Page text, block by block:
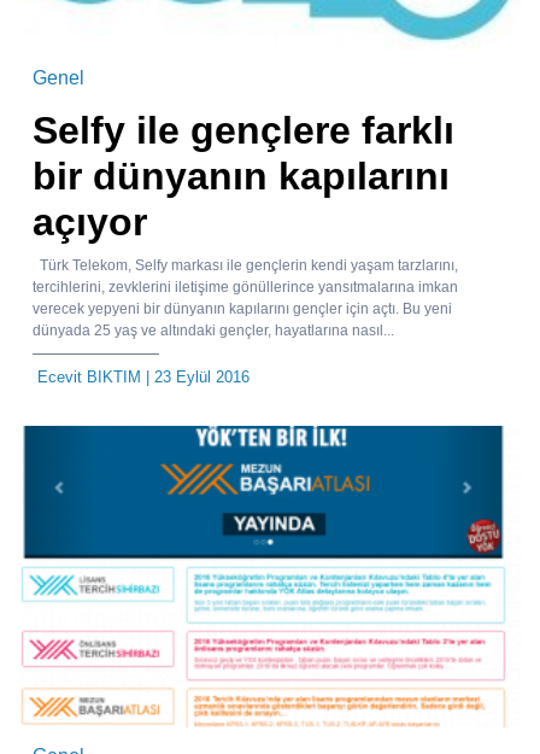
Genel
Selfy ile gençlere farklı
bir dünyanın kapılarını
açıyor
Türk Telekom, Selfy markası ile gençlerin kendi yaşam tarzlarını,
tercihlerini, zevklerini iletişime gönüllerince yansıtmalarına imkan
verecek yepyeni bir dünyanın kapılarını gençler için açtı. Bu yeni
dünyada 25 yaş ve altındaki gençler, hayatlarına nasıl...
Ecevit BIKTIM | 23 Eylül 2016